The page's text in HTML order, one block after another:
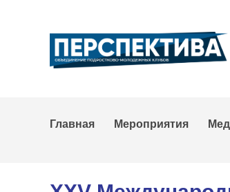
Главная Мероприятия